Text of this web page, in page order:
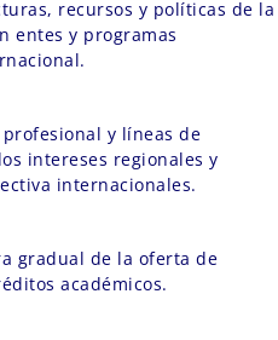
recursos y políticas de la
entes y programas
y líneas de
intereses regionales y
internacionales.
gradual de la oferta de
académicos.